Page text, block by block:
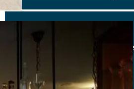
Augsburger Straße 2, 86441
Tel.: Tel.: 08291-858220